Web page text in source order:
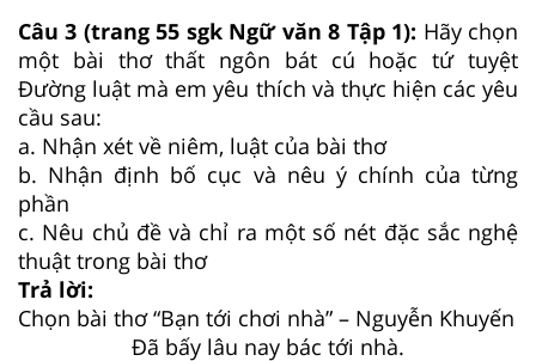
Câu 3 (trang 55 sgk Ngữ văn 8 Tập 1): Hãy chọn
một bài thơ thất ngôn bát cú hoặc tứ tuyệt
Đường luật mà em yêu thích và thực hiện các yêu
cầu sau:
a. Nhận xét về niêm, luật của bài thơ
b. Nhận định bố cục và nêu ý chính của từng
phần
c. Nêu chủ đề và chỉ ra một số nét đặc sắc nghệ
thuật trong bài thơ
Trả lời:
Chọn bài thơ “Bạn tới chơi nhà” – Nguyễn Khuyến
Đã bấy lâu nay bác tới nhà.